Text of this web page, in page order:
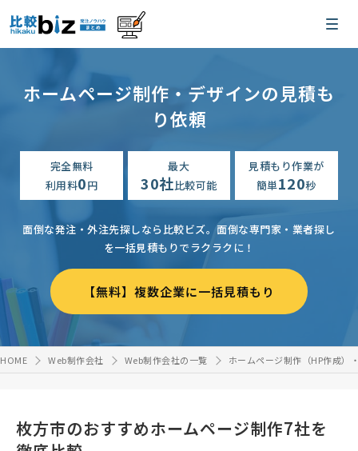
ホームページ制作・デザインの見積も
り依頼
完全無料
利用料0円
最大
30社比較可能
見積もり作業が
簡単120秒
面倒な発注・外注先探しなら比較ビズ。面倒な専門家・業者探し
を一括見積もりでラクラクに！
【無料】複数企業に一括見積もり
HOME Web制作会社 Web制作会社の一覧 ホームページ制作（HP作成）
枚方市のおすすめホームページ制作7社を